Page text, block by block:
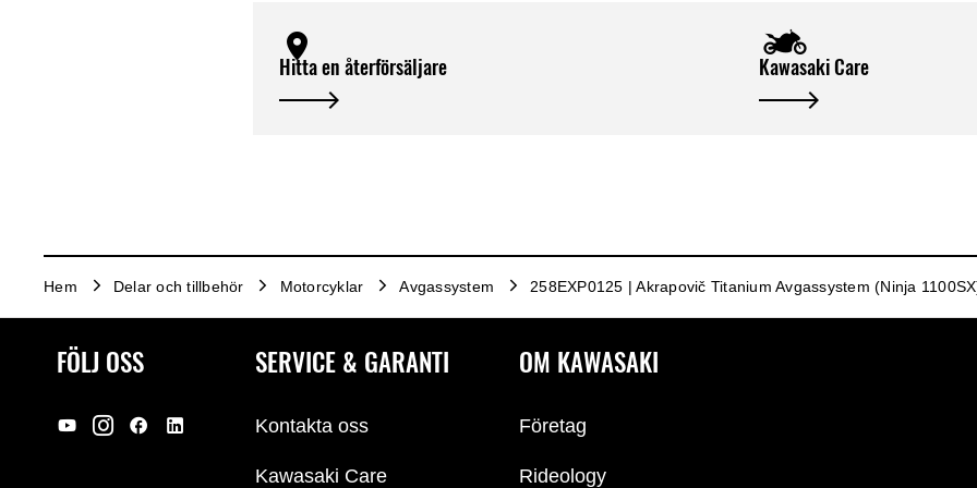
Hitta en återförsäljare Kawasaki Care
Hem Delar och tillbehör Motorcyklar Avgassystem 258EXP0125 | Akrapovič Titanium Avgassystem (Ninja
FÖLJ OSS SERVICE & GARANTI
Kontakta oss
Kawasaki Care
OM KAWASAKI
Företag
Rideology